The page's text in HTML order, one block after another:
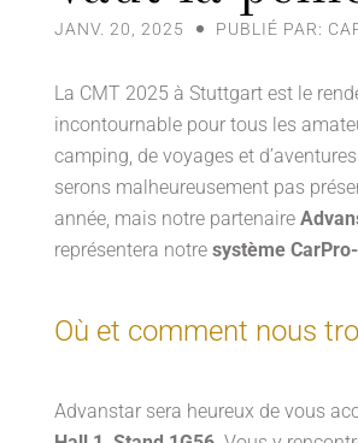
JANV. 20, 2025 PUBLIÉ PAR:
La CMT 2025 à Stuttgart est le
incontournable pour tous les
camping, de voyages et
serons malheureusement pas
année, mais notre partenaire
représentera notre système
Où et comment nous
Advanstar sera heureux de vous